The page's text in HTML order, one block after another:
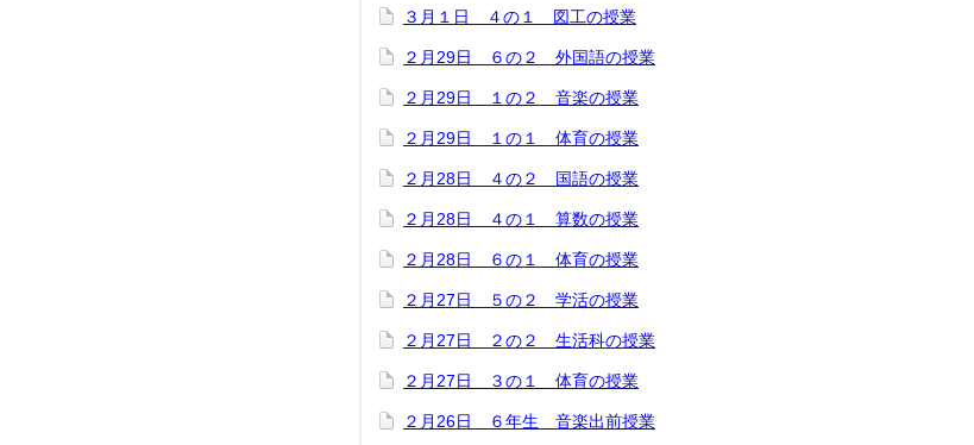
３月１日 ４の１ 図工の授業
２月29日 ６の２ 外国語の授業
２月29日 １の２ 音楽の授業
２月29日 １の１ 体育の授業
２月28日 ４の２ 国語の授業
２月28日 ４の１ 算数の授業
２月28日 ６の１ 体育の授業
２月27日 ５の２ 学活の授業
２月27日 ２の２ 生活科の授業
２月27日 ３の１ 体育の授業
２月26日 ６年生 音楽出前授業